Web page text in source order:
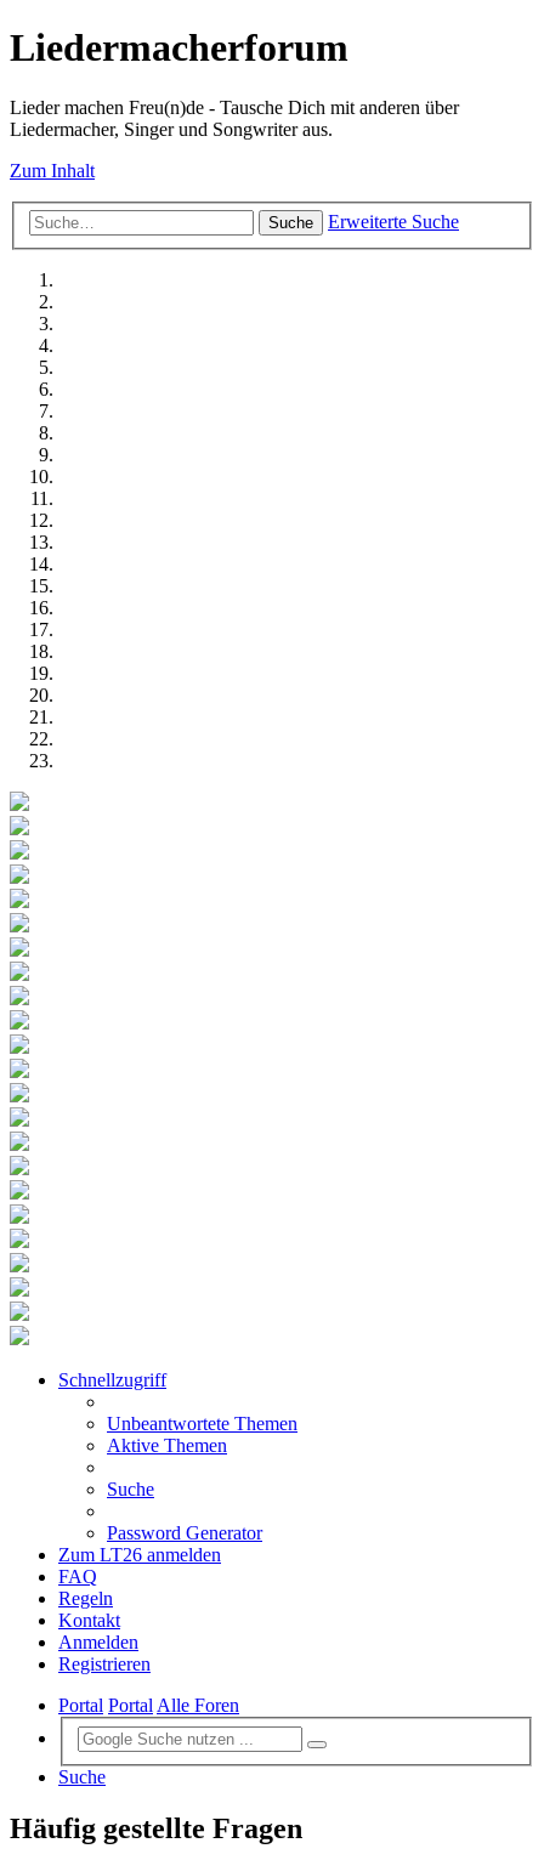
Liedermacherforum
Lieder machen Freu(n)de - Tausche Dich mit anderen über
Liedermacher, Singer und Songwriter aus.
Zum Inhalt
Suche Erweiterte Suche
Schnellzugriff
Unbeantwortete Themen
Aktive Themen
Suche
Password Generator
Zum LT26 anmelden
FAQ
Regeln
Kontakt
Anmelden
Registrieren
Portal PortalAlle Foren
Suche
Häufig gestellte Fragen